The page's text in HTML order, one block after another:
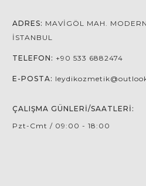
ADRES: MAVIGÖL MAH.
İSTANBUL
TELEFON: +90 533 6882474
E-POSTA:
ÇALIŞMA GÜNLERI/SAATLERI:
Pzt-Cmt / 09:00 - 18:00